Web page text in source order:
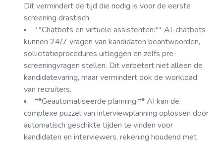
Dit vermindert de tijd die nodig is voor de eerste
screening drastisch.
**Chatbots en virtuele assistenten:** AI-chatbots
kunnen 24/7 vragen van kandidaten beantwoorden,
sollicitatieprocedures uitleggen en zelfs pre-
screeningvragen stellen. Dit verbetert niet alleen de
kandidatevaring, maar vermindert ook de workload
van recruiters.
**Geautomatiseerde planning:** AI kan de
complexe puzzel van interviewplanning oplossen door
automatisch geschikte tijden te vinden voor
kandidaten en interviewers, rekening houdend met